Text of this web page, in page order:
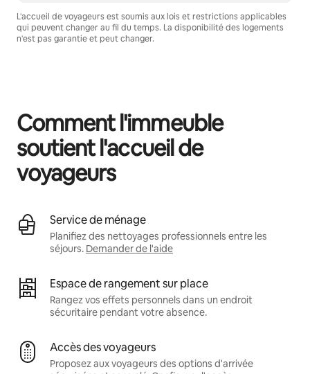
L'accueil de voyageurs est soumis aux lois et restrictions applicables
qui peuvent changer au fil du temps. La disponibilité des logements
n'est pas garantie et peut changer.
Comment l'immeuble
soutient l'accueil de
voyageurs
Service de ménage
Planifiez des nettoyages professionnels entre les
séjours. Demander de l'aide
Espace de rangement sur place
Rangez vos effets personnels dans un endroit
sécuritaire pendant votre absence.
Accès des voyageurs
Proposez aux voyageurs des options d'arrivée